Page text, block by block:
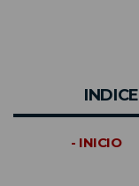
INDICE
- INICIO